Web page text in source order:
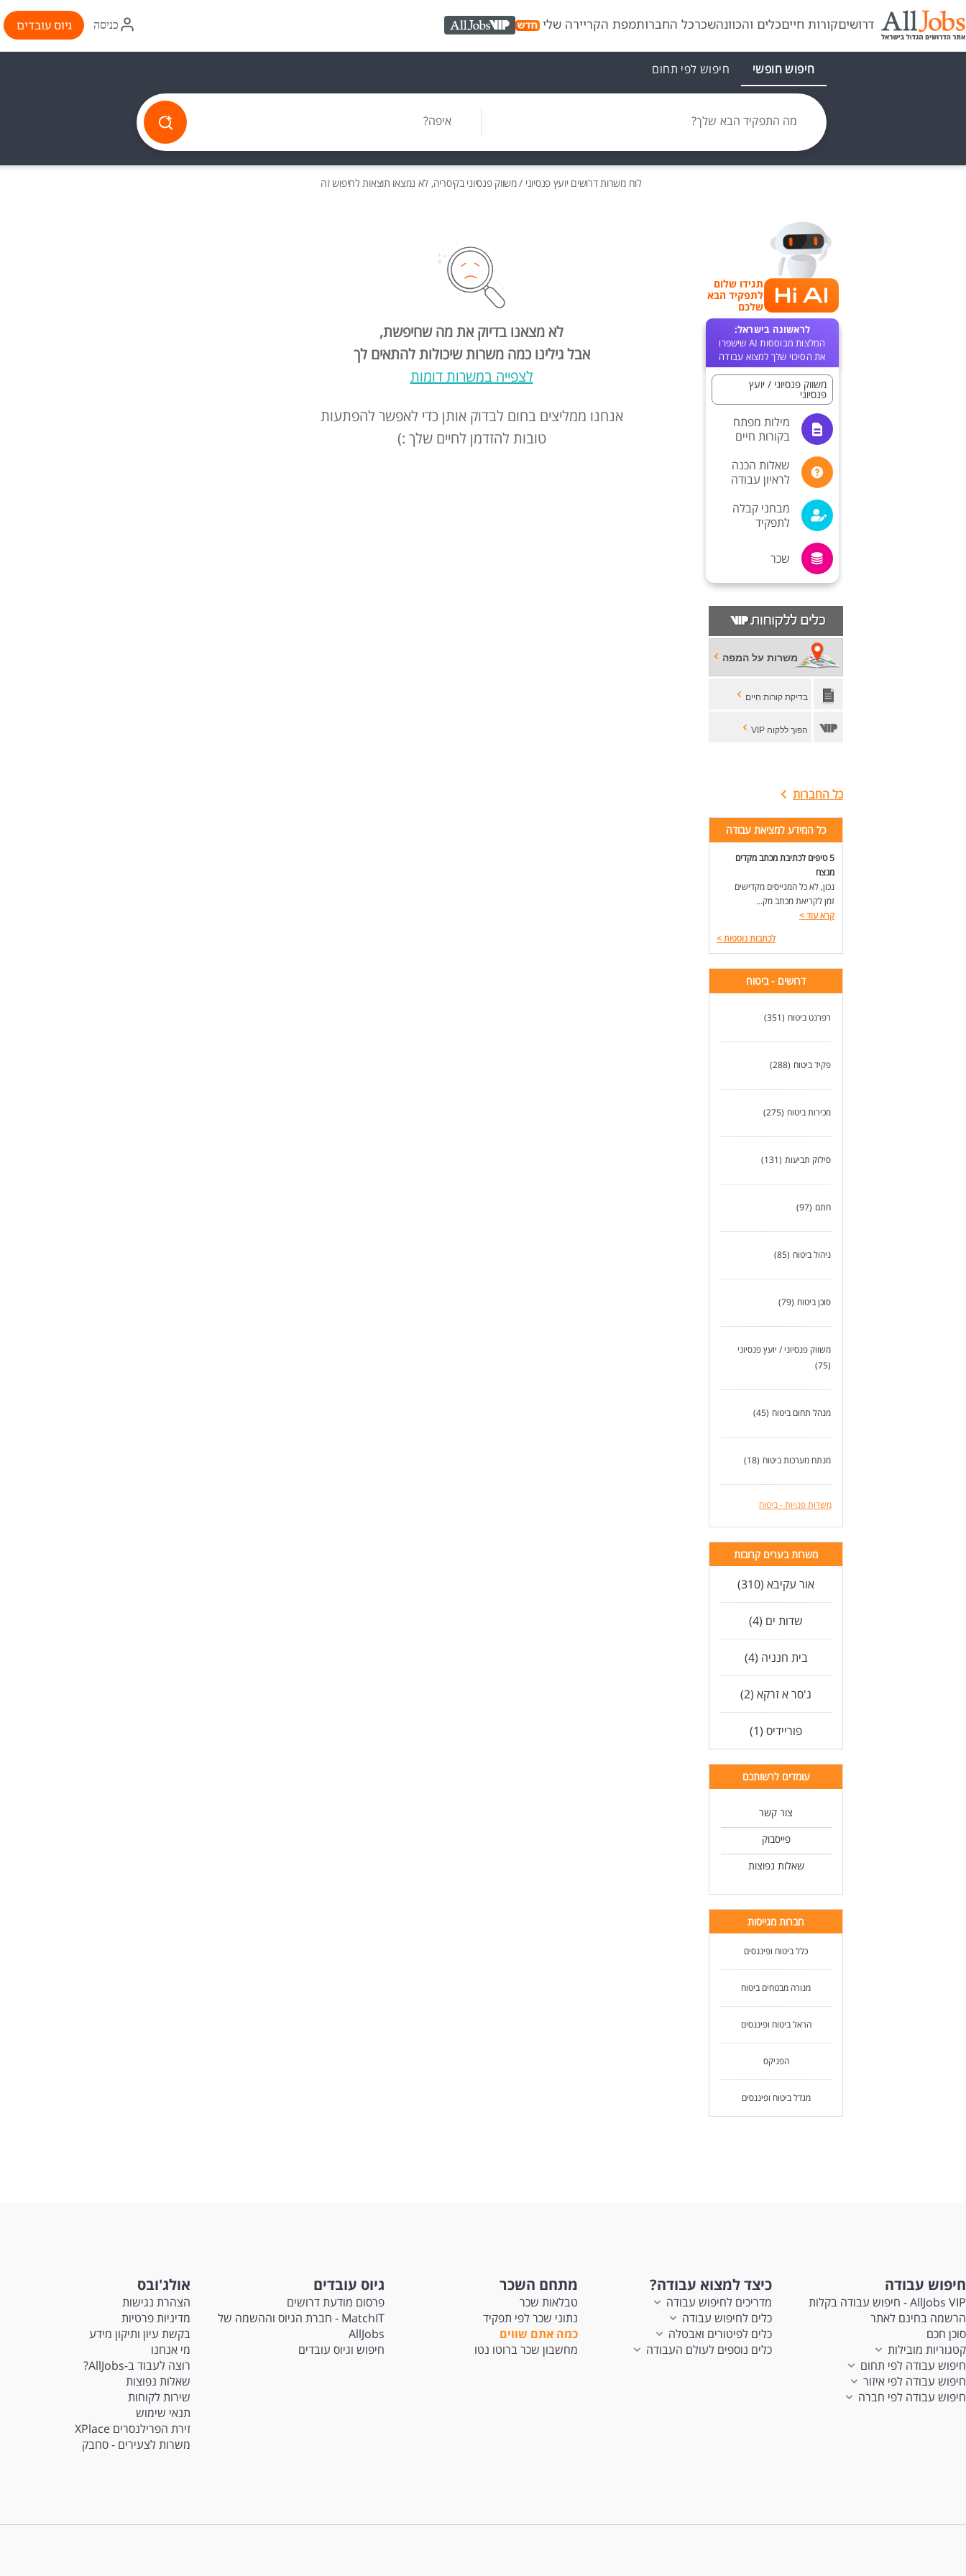
דרושיםקורות חייםכלים והכוונהשכרכל החברותמפת הקריירה שלי AllJobs VIP
איקון
התחברות
כניסה גיוס עובדים
חיפוש חופשי חיפוש לפי תחום
מה התפקיד הבא שלך? איפה?
לוח משרותדרושים יועץ פנסיוני / משווק פנסיוני בקיסריה, לא נמצאו תוצאות לחיפוש זה
תגידו שלום
לתפקיד הבא
שלכם
לראשונה בישראל:
המלצות מבוססות AI שישפרו
את הסיכוי שלך למצוא עבודה
משווק פנסיוני / יועץ
פנסיוני
מילות מפתח
בקורות חיים
שאלות הכנה
לראיון עבודה
מבחני קבלה
לתפקיד
שכר
משרות על המפה
בדיקת קורות חיים
הפוך ללקוח VIP
כל החברות
כל המידע למציאת עבודה
5 טיפים לכתיבת מכתב מקדים
מנצח
נכון, לא כל המגייסים מקדישים
זמן לקריאת מכתב מק...
קרא עוד>
לכתבות נוספות>
דרושים - ביטוח
רפרנט ביטוח (351)
פקיד ביטוח (288)
מכירות ביטוח (275)
סילוק תביעות (131)
חתם (97)
ניהול ביטוח (85)
סוכן ביטוח (79)
משווק פנסיוני / יועץ פנסיוני
(75)
מנהל תחום ביטוח (45)
מנתח מערכות ביטוח (18)
משרות פנויות - ביטוח
משרות בערים קרובות
אור עקיבא (310)
שדות ים (4)
בית חנניה (4)
ג'סר א זרקא (2)
פוריידיס (1)
עומדים לרשותכם
צור קשר
פייסבוק
שאלות נפוצות
חברות מגייסות
כלל ביטוח ופיננסים
מנורה מבטחים ביטוח
הראל ביטוח ופיננסים
הפניקס
מגדל ביטוח ופיננסים
לא מצאנו בדיוק את מה שחיפשת,
אבל גילינו כמה משרות שיכולות להתאים לך
לצפייה במשרות דומות
אנחנו ממליצים בחום לבדוק אותן כדי לאפשר להפתעות
טובות להזדמן לחיים שלך :)
חיפוש עבודה
AllJobs VIP - חיפוש עבודה בקלות
הרשמה בחינם לאתר
סוכן חכם
קטגוריות מובילות
חיפוש עבודה לפי תחום
חיפוש עבודה לפי איזור
חיפוש עבודה לפי חברה
כיצד למצוא עבודה?
מדריכים לחיפוש עבודה
כלים לחיפוש עבודה
כלים לפיטורים ואבטלה
כלים נוספים לעולם העבודה
מתחם השכר
טבלאות שכר
נתוני שכר לפי תפקיד
כמה אתם שווים
מחשבון שכר ברוטו נטו
גיוס עובדים
פרסום מודעת דרושים
MatchIT - חברת הגיוס וההשמה של
AllJobs
חיפוש וגיוס עובדים
אולג'ובס
הצהרת נגישות
מדיניות פרטיות
בקשת עיון ותיקון מידע
מי אנחנו
רוצה לעבוד ב-AllJobs?
שאלות נפוצות
שירות לקוחות
תנאי שימוש
זירת הפרילנסרים XPlace
משרות לצעירים - סחבק